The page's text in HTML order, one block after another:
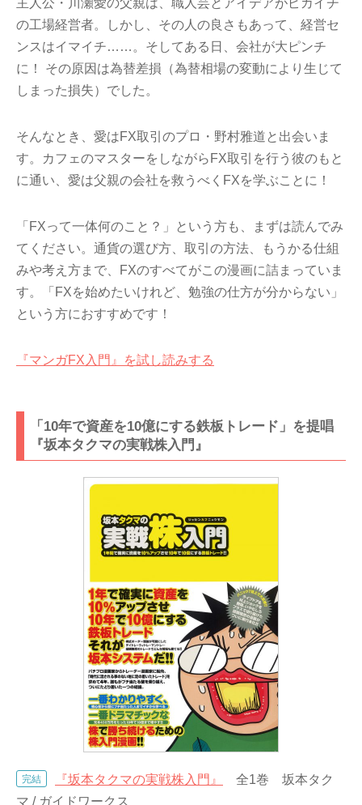
の工場経営者。しかし、その人の良さもあって、経営セ
ンスはイマイチ……。そしてある日、会社が大ピンチ
に！ その原因は為替差損（為替相場の変動により生じて
しまった損失）でした。
そんなとき、愛はFX取引のプロ・野村雅道と出会いま
す。カフェのマスターをしながらFX取引を行う彼のもと
に通い、愛は父親の会社を救うべくFXを学ぶことに！
「FXって一体何のこと？」という方も、まずは読んでみ
てください。通貨の選び方、取引の方法、もうかる仕組
みや考え方まで、FXのすべてがこの漫画に詰まっていま
す。「FXを始めたいけれど、勉強の仕方が分からない」
という方におすすめです！
『マンガFX入門』を試し読みする
「10年で資産を10億にする鉄板トレード」を提唱
『坂本タクマの実戦株入門』
完結 『坂本タクマの実戦株入門』
全1巻 坂本タク
マ / ガイドワークス